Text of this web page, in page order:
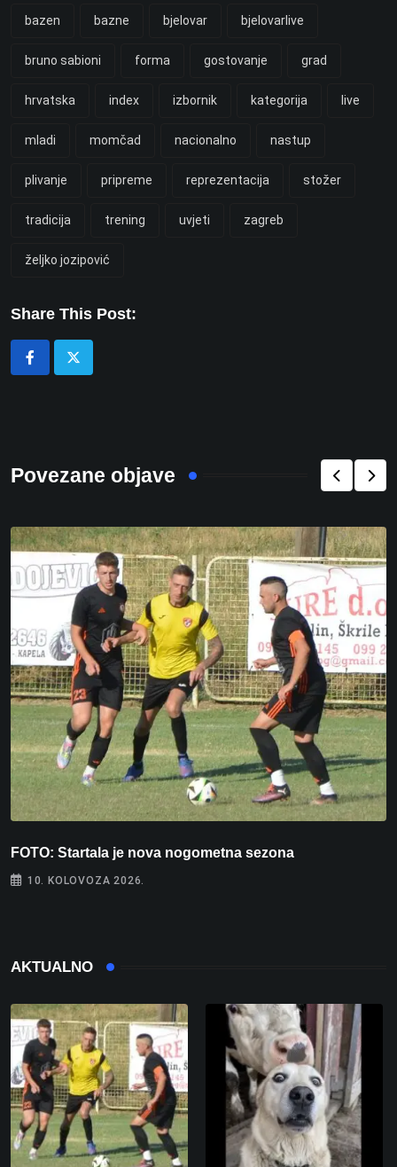
bazen bazne bjelovar bjelovarlive
bruno sabioni forma gostovanje grad
hrvatska index izbornik kategorija live
mladi momčad nacionalno nastup
plivanje pripreme reprezentacija stožer
tradicija trening uvjeti zagreb
željko jozipović
Share This Post:
Povezane objave
FOTO: Startala je nova nogometna sezona
10. KOLOVOZA 2026.
AKTUALNO